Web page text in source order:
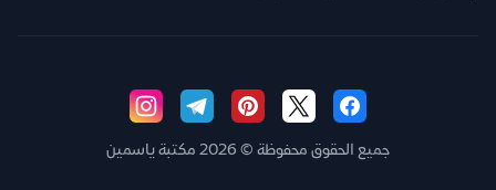
جميع الحقوق محفوظة © 2026 مكتبة ياسمين